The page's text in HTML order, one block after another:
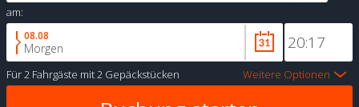
am:
08.08
Morgen
Für2 Fahrgäste mit2 Gepäckstücken Weitere Optionen